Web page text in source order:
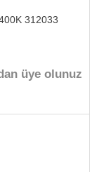
312033
üye olunuz